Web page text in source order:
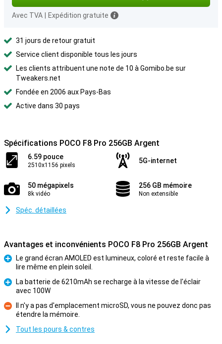
Avec TVA Expédition gratuite
31 jours de retour gratuit
Service client disponible tous les jours
Les clients attribuent une note de 10 à Gomibo.be sur
Tweakers.net
Fondée en 2006 aux Pays-Bas
Active dans 30 pays
Spécifications POCO F8 Pro 256GB Argent
6.59 pouce
2510x1156 pixels
5G-internet
50 mégapixels
8k vidéo
256 GB mémoire
Non extensible
Spéc. détaillées
Avantages et inconvénients POCO F8 Pro 256GB Argent
Pour
Le grand écran AMOLED est lumineux, coloré et reste facile à
lire même en plein soleil.
Pour
La batterie de 6210mAh se recharge à la vitesse de l'éclair
avec 100W
Contre
Il n'y a pas d'emplacement microSD, vous ne pouvez donc pas
étendre la mémoire.
Tout les pours & contres